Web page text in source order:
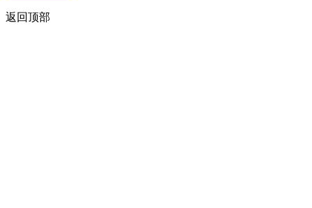
返回顶部